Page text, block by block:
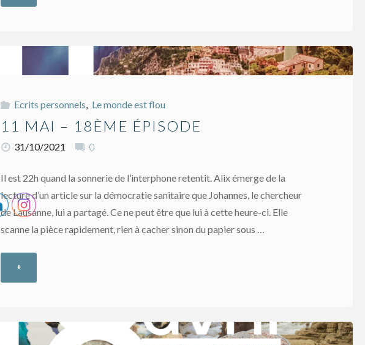
–
20ème
épisode"
Ecrits personnels Le monde est flou
11 MAI – 18ÈME ÉPISODE
31/10/2021 0
Il est 22h quand la sonnerie de l’interphone retentit. Alix émerge de la
lecture d’un article sur la démocratie sanitaire que Johannes, le chercheur
de Lausanne, lui a partagé. Ce ne peut être que lui à cette heure-ci. Elle
scanne la pièce rapidement, rien à cacher sinon du papier sous …
+"11
–